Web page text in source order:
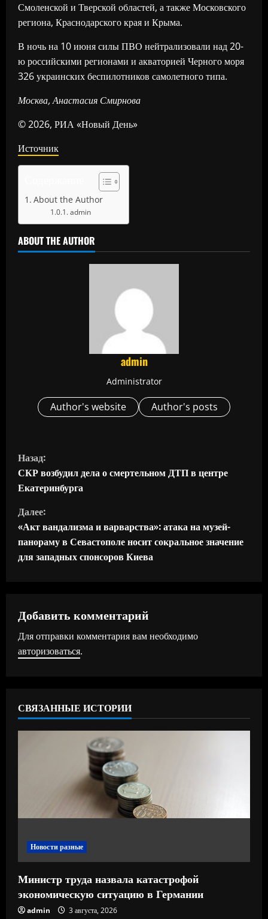
Смоленской и Тверской областей, а также Московского
региона, Краснодарского края и Крыма.
В ночь на 10 июня силы ПВО нейтрализовали над 20-
ю российскими регионами и акваторией Черного моря
326 украинских беспилотников самолетного типа.
Москва, Анастасия Смирнова
© 2026, РИА «Новый День»
Источник
About the Author
admin
ABOUT THE AUTHOR
admin
Administrator
Author's website Author's posts
П
р
о
д
о
и
т
ч
т
Назад:
СКР возбудил дела о смертельном ДТП в центре
Екатеринбурга
Далее:
«Акт вандализма и варварства»: атака на музей-
панораму в Севастополе носит сокральное значение
для западных спонсоров Киева
Добавить комментарий
Для отправки комментария вам необходимо
авторизоваться.
СВЯЗАННЫЕ ИСТОРИИ
Новости разные
Министр труда назвала катастрофой
экономическую ситуацию в Германии
admin 3 августа, 2026